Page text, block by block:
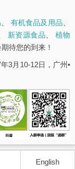
有机食品及用品
新资源食品
植物
待您的到来！
3月10-12日，广州•
English